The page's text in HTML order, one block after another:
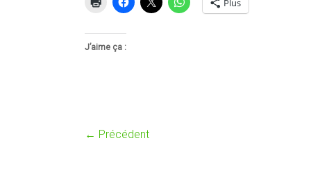
Plus
J’aime ça :
← Précédent